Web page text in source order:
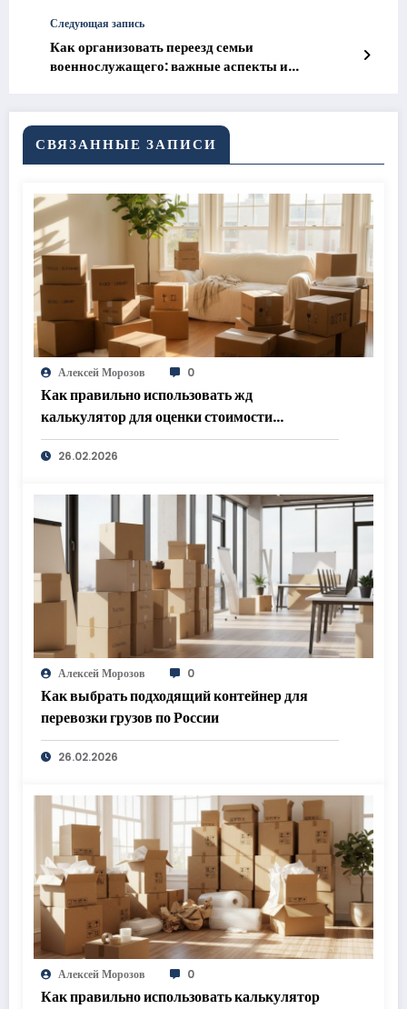
Следующая запись
Как организовать переезд семьи
военнослужащего: важные аспекты и
СВЯЗАННЫЕ ЗАПИСИ
Алексей Морозов 0
Как правильно использовать жд
калькулятор для оценки стоимости
перевозки контейнера
26.02.2026
Алексей Морозов 0
Как выбрать подходящий контейнер для
перевозки грузов по России
26.02.2026
Алексей Морозов 0
Как правильно использовать калькулятор